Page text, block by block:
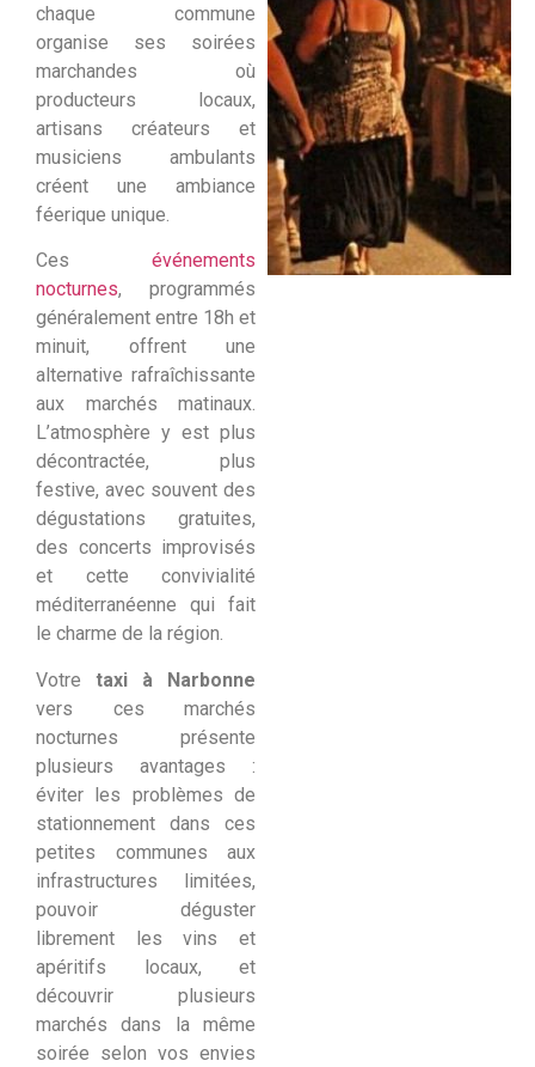
chaque commune
organise ses soirées
marchandes où
producteurs locaux,
artisans créateurs et
musiciens ambulants
créent une ambiance
féerique unique.
Ces événements
nocturnes, programmés
généralement entre 18h et
minuit, offrent une
alternative rafraîchissante
aux marchés matinaux.
L’atmosphère y est plus
décontractée, plus
festive, avec souvent des
dégustations gratuites,
des concerts improvisés
et cette convivialité
méditerranéenne qui fait
le charme de la région.
Votre taxi à Narbonne
vers ces marchés
nocturnes présente
plusieurs avantages :
éviter les problèmes de
stationnement dans ces
petites communes aux
infrastructures limitées,
pouvoir déguster
librement les vins et
apéritifs locaux, et
découvrir plusieurs
marchés dans la même
soirée selon vos envies